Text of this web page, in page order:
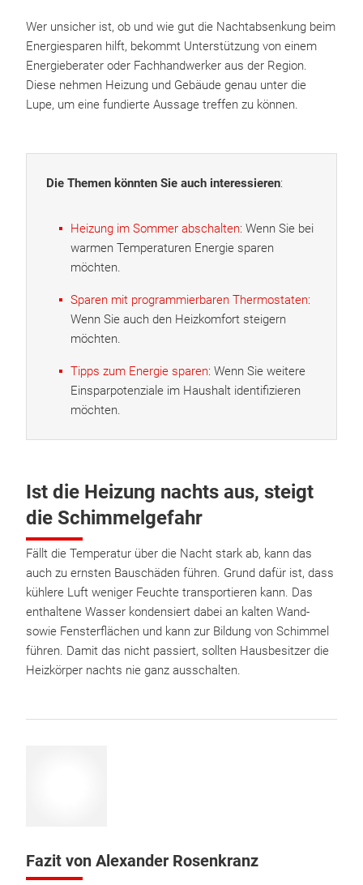
Wer unsicher ist, ob und wie gut die Nachtabsenkung beim
Energiesparen hilft, bekommt Unterstützung von einem
Energieberater oder Fachhandwerker aus der Region.
Diese nehmen Heizung und Gebäude genau unter die
Lupe, um eine fundierte Aussage treffen zu können.
Die Themen könnten Sie auch interessieren:
Heizung im Sommer abschalten: Wenn Sie bei
warmen Temperaturen Energie sparen
möchten.
Sparen mit programmierbaren Thermostaten:
Wenn Sie auch den Heizkomfort steigern
möchten.
Tipps zum Energie sparen: Wenn Sie weitere
Einsparpotenziale im Haushalt identifizieren
möchten.
Ist die Heizung nachts aus, steigt
die Schimmelgefahr
Fällt die Temperatur über die Nacht stark ab, kann das
auch zu ernsten Bauschäden führen. Grund dafür ist, dass
kühlere Luft weniger Feuchte transportieren kann. Das
enthaltene Wasser kondensiert dabei an kalten Wand-
sowie Fensterflächen und kann zur Bildung von Schimmel
führen. Damit das nicht passiert, sollten Hausbesitzer die
Heizkörper nachts nie ganz ausschalten.
Fazit von Alexander Rosenkranz